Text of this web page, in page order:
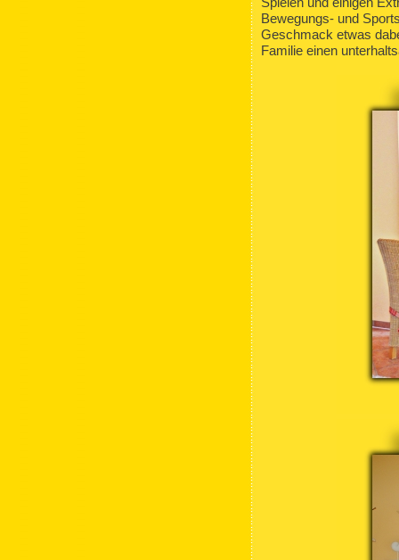
Bewegungs- und
Geschmack etwas
Familie einen